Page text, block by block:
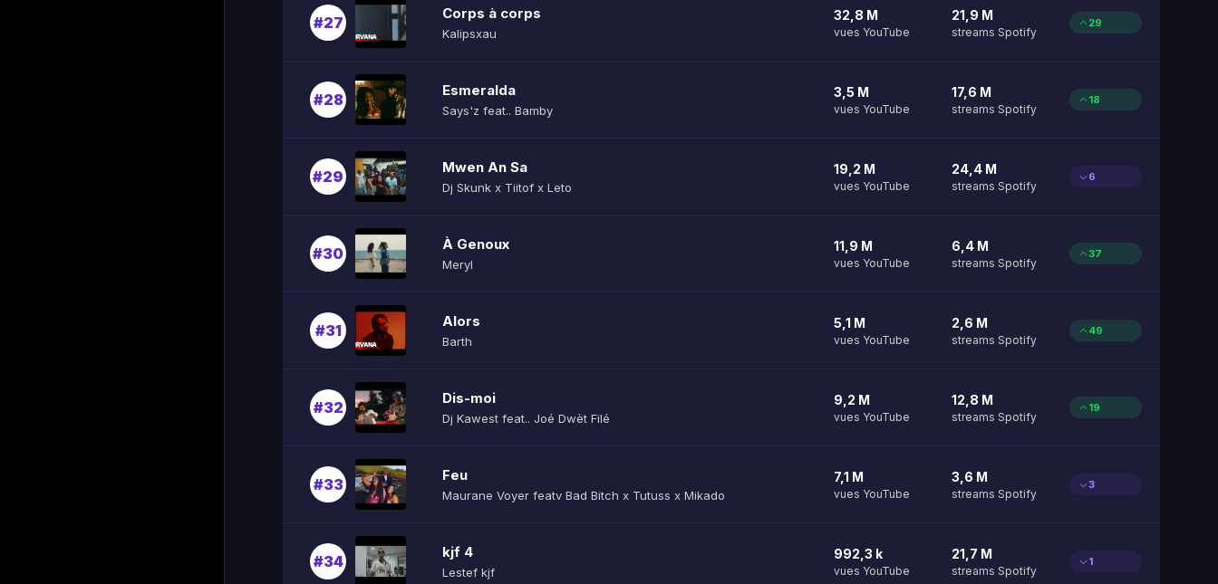
#27
Corps à corps
Kalipsxau
32,8 M
vues YouTube
21,9 M
streams Spotify
29
#28
Esmeralda
Says'z feat.. Bamby
3,5 M
vues YouTube
17,6 M
streams Spotify
18
#29
Mwen An Sa
Dj Skunk x Tiitof x Leto
19,2 M
vues YouTube
24,4 M
streams Spotify
6
#30
À Genoux
Meryl
11,9 M
vues YouTube
6,4 M
streams Spotify
37
#31
Alors
Barth
5,1 M
vues YouTube
2,6 M
streams Spotify
49
#32
Dis-moi
Dj Kawest feat.. Joé Dwèt Filé
9,2 M
vues YouTube
12,8 M
streams Spotify
19
#33
Feu
Maurane Voyer featv Bad Bitch x Tutuss x Mikado
7,1 M
vues YouTube
3,6 M
streams Spotify
3
#34
kjf 4
Lestef kjf
992,3 k
vues YouTube
21,7 M
streams Spotify
1